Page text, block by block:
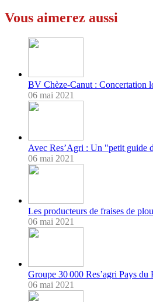
Vous aimerez aussi
BV Chèze-Canut : Concertation
06 mai 2021
Avec Res’Agri : Un "petit guide
06 mai 2021
Les producteurs de fraises de
06 mai 2021
Groupe 30 000 Res’agri Pays
06 mai 2021